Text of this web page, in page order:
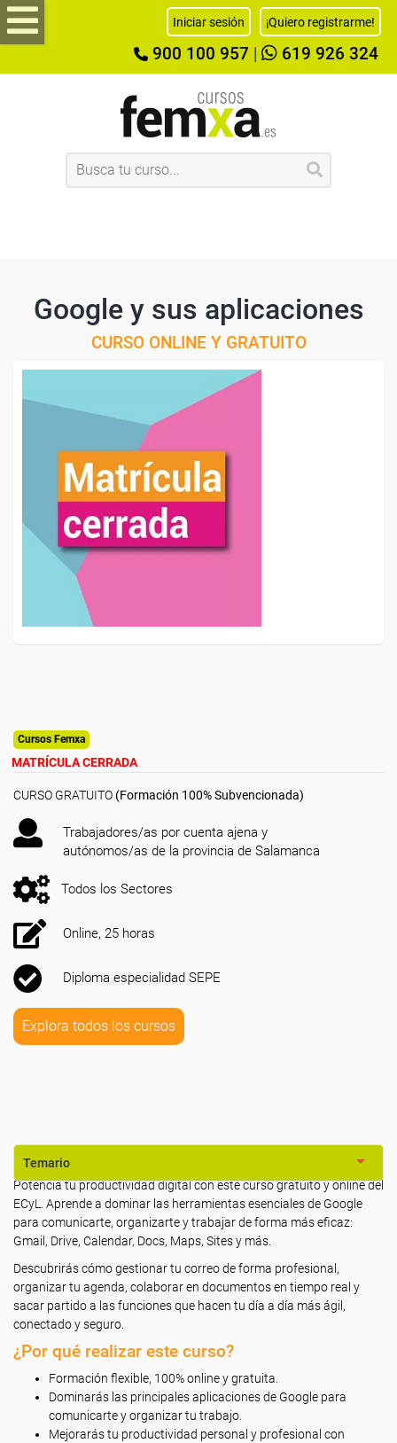
Iniciar sesión ¡Quiero registrarme!
900 100 957 619 926 324
Google y sus aplicaciones
CURSO ONLINE Y GRATUITO
Cursos Femxa
MATRÍCULA CERRADA
CURSO GRATUITO (Formación 100% Subvencionada)
Trabajadores/as por cuenta ajena y
autónomos/as de la provincia de Salamanca
Todos los Sectores
Online, 25 horas
Diploma especialidad SEPE
Explora todos los cursos
Temario
Potencia tu productividad digital con este curso gratuito y online del
ECyL. Aprende a dominar las herramientas esenciales de Google
para comunicarte, organizarte y trabajar de forma más eficaz:
Gmail, Drive, Calendar, Docs, Maps, Sites y más.
Descubrirás cómo gestionar tu correo de forma profesional,
organizar tu agenda, colaborar en documentos en tiempo real y
sacar partido a las funciones que hacen tu día a día más ágil,
conectado y seguro.
¿Por qué realizar este curso?
Formación flexible, 100% online y gratuita.
Dominarás las principales aplicaciones de Google para
comunicarte y organizar tu trabajo.
Mejorarás tu productividad personal y profesional con